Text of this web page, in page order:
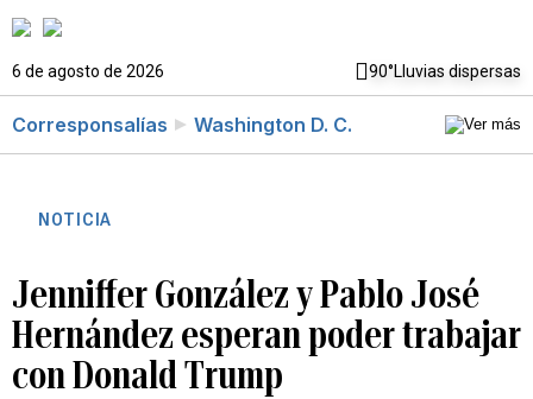
6 de agosto de 2026 90°Lluvias dispersas
Corresponsalías Washington D. C.
NOTICIA
Jenniffer González y Pablo José
Hernández esperan poder trabajar
con Donald Trump